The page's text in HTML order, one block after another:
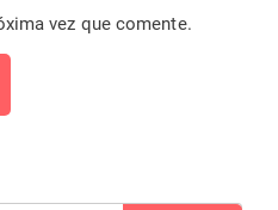
vez que comente.